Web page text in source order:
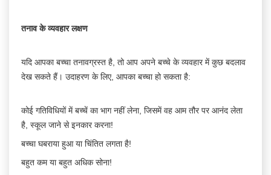
तनाव के व्यवहार लक्षण
यदि आपका बच्चा तनावग्रस्त है, तो आप अपने बच्चे के व्यवहार में कुछ बदलाव
देख सकते हैं। उदाहरण के लिए, आपका बच्चा हो सकता है:
कोई गतिविधियों में बच्चें का भाग नहीं लेना, जिसमें वह आम तौर पर आनंद लेता
है, स्कूल जाने से इनकार करना!
बच्चा घबराया हुआ या चिंतित लगता है!
बहुत कम या बहुत अधिक सोना!